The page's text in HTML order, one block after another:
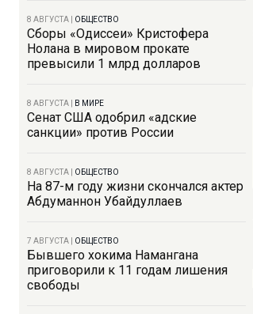
8 АВГУСТА ОБЩЕСТВО
Сборы «Одиссеи» Кристофера
Нолана в мировом прокате
превысили 1 млрд долларов
8 АВГУСТА В МИРЕ
Сенат США одобрил «адские
санкции» против России
8 АВГУСТА ОБЩЕСТВО
На 87-м году жизни скончался актер
Абдуманнон Убайдуллаев
7 АВГУСТА ОБЩЕСТВО
Бывшего хокима Намангана
приговорили к 11 годам лишения
свободы